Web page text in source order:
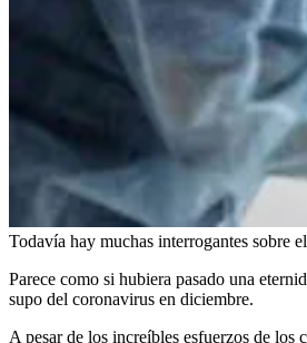
Todavía hay muchas interrogantes sobre
Parece como si hubiera pasado una
supo del coronavirus en diciembre.
A pesar de los increíbles esfuerzos de los